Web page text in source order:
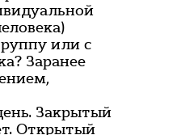
или с
Заранее
Закрытый
Открытый